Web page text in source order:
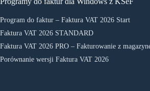
Program do faktur – Faktura VAT 2026 Start
Faktura VAT 2026 STANDARD
Faktura VAT 2026 PRO – Fakturowanie z
Porównanie wersji Faktura VAT 2026